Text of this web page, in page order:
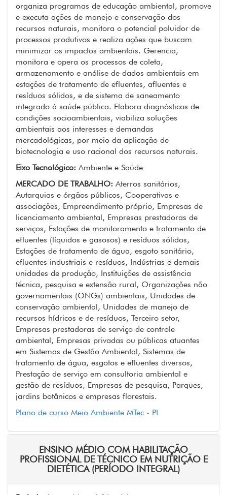
organiza programas de educação ambiental, promove
e executa ações de manejo e conservação dos
recursos naturais, monitora o potencial poluidor de
processos produtivos e realiza ações que buscam
minimizar os impactos ambientais. Gerencia,
monitora e opera os processos de coleta,
armazenamento e análise de dados ambientais em
estações de tratamento de efluentes, afluentes e
resíduos sólidos, e de sistema de saneamento
integrado à saúde pública. Elabora diagnósticos de
condições socioambientais, viabiliza soluções
ambientais aos interesses e demandas
mercadológicas, por meio da aplicação de
biotecnologia e uso racional dos recursos naturais.
Eixo Tecnológico: Ambiente e Saúde
MERCADO DE TRABALHO: Aterros sanitários,
Autarquias e órgãos públicos, Cooperativas e
associações, Empreendimento próprio, Empresas de
licenciamento ambiental, Empresas prestadoras de
serviços, Estações de monitoramento e tratamento de
efluentes (líquidos e gasosos) e resíduos sólidos,
Estações de tratamento de água, esgoto sanitário,
efluentes industriais e resíduos, Indústrias e demais
unidades de produção, Instituições de assistência
técnica, pesquisa e extensão rural, Organizações não
governamentais (ONGs) ambientais, Unidades de
conservação ambiental, Unidades de manejo de
recursos hídricos e de resíduos, Terceiro setor,
Empresas prestadoras de serviço de controle
ambiental, Empresas privadas ou públicas atuantes
em Sistemas de Gestão Ambiental, Sistemas de
tratamento de água, esgotos e efluentes diversos,
Prestação de serviço em consultoria ambiental e
gestão de resíduos, Empresas de pesquisa, Parques,
jardins botânicos e empresas florestais.
Plano de curso Meio Ambiente MTec - PI
ENSINO MÉDIO COM HABILITAÇÃO
PROFISSIONAL DE TÉCNICO EM NUTRIÇÃO E
DIETÉTICA (PERÍODO INTEGRAL)